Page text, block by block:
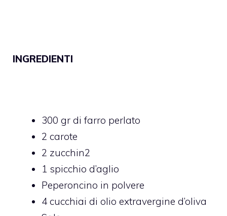
INGREDIENTI
300 gr di farro perlato
2 carote
2 zucchin2
1 spicchio d’aglio
Peperoncino in polvere
4 cucchiai di olio extravergine d’oliva